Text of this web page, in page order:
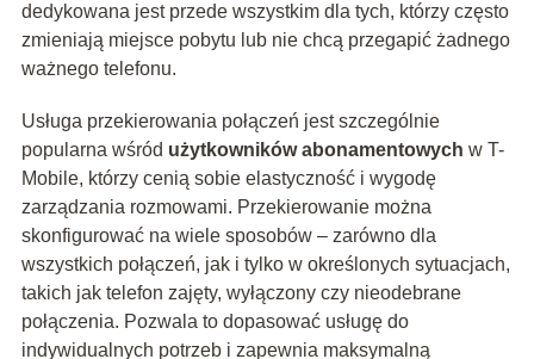
dedykowana jest przede wszystkim dla tych, którzy często
zmieniają miejsce pobytu lub nie chcą przegapić żadnego
ważnego telefonu.
Usługa przekierowania połączeń jest szczególnie
popularna wśród użytkowników abonamentowych w T-
Mobile, którzy cenią sobie elastyczność i wygodę
zarządzania rozmowami. Przekierowanie można
skonfigurować na wiele sposobów – zarówno dla
wszystkich połączeń, jak i tylko w określonych sytuacjach,
takich jak telefon zajęty, wyłączony czy nieodebrane
połączenia. Pozwala to dopasować usługę do
indywidualnych potrzeb i zapewnia maksymalną